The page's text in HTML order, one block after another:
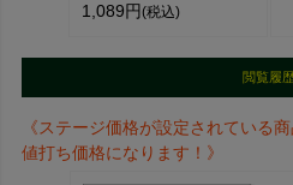
1,089円 (税込)
閲覧履
《ステージ価格が設定されている
値打ち価格になります！》